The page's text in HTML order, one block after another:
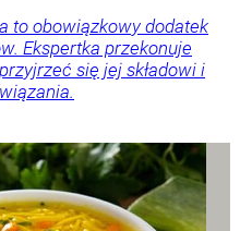
to obowiązkowy dodatek
Ekspertka przekonuje
się jej składowi i